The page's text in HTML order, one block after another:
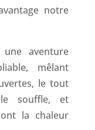
notre
aventure
mêlant
le tout
souffle, et
la chaleur